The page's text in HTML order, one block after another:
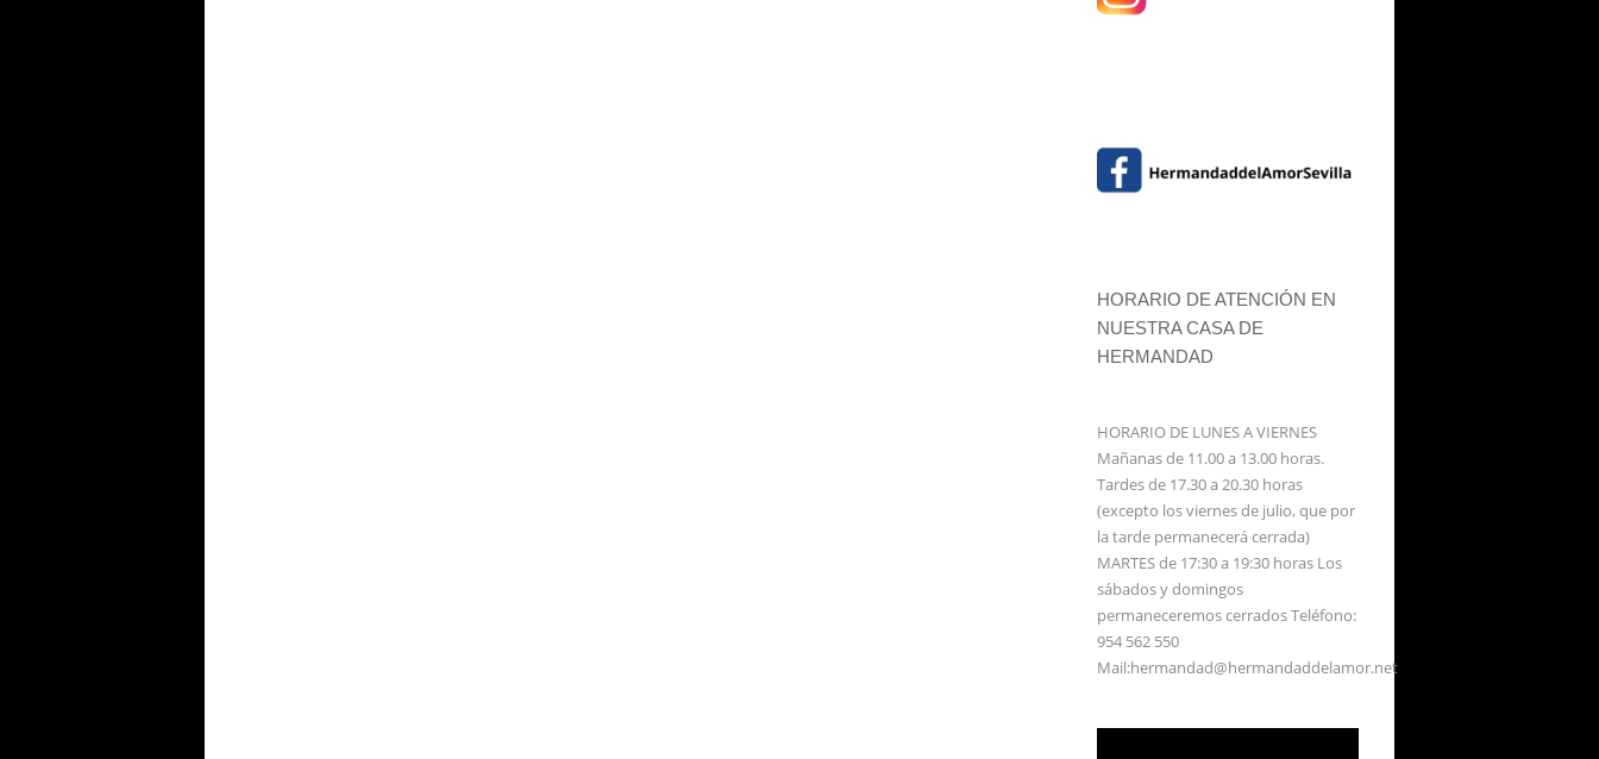
HORARIO DE ATENCIÓN EN
NUESTRA CASA DE
HERMANDAD
HORARIO DE LUNES A VIERNES
Mañanas de 11.00 a 13.00 horas.
Tardes de 17.30 a 20.30 horas
(excepto los viernes de julio, que por
la tarde permanecerá cerrada)
MARTES de 17:30 a 19:30 horas Los
sábados y domingos
permaneceremos cerrados Teléfono:
954 562 550
Mail:hermandad@hermandaddelamor.net